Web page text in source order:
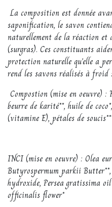
La composition est donnée
saponification, le savon
naturellement de la réaction et
(surgras). Ces constituants
protection naturelle qu'elle a
rend les savons réalisés à
Compostion (mise en oeuvre) :
beurre de karité**, huile de
(vitamine E), pétales de
INCI (mise en oeuvre) : Olea
Butyrospermum parkii
hydroxide, Persea gratissima
officinalis flower*